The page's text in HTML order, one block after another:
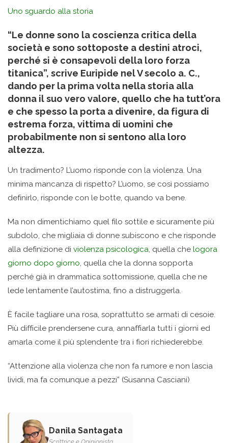
Uno sguardo alla storia
“Le donne sono la coscienza critica della
società e sono sottoposte a destini atroci,
perché si è consapevoli della loro forza
titanica”, scrive Euripide nel V secolo a. C.,
dando per la prima volta nella storia alla
donna il suo vero valore, quello che ha tutt’ora
e che spesso la porta a divenire, da figura di
estrema forza, vittima di uomini che
probabilmente non si sentono alla loro
altezza.
Un tradimento? L’uomo risponde con la violenza. Una
minima mancanza di rispetto? L’uomo, se così possiamo
definirlo, risponde con le botte, quando va bene.
Ma non dimentichiamo quel filo sottile e sicuramente più
subdolo, che migliaia di donne subiscono e che risponde
alla definizione di violenza psicologica, quella che logora
giorno dopo giorno, quella che la donna sopporta
perché già in drammatica sottomissione, quella che ne
lede lentamente l’autostima, fino a distruggerla.
È facile tagliare una rosa, soprattutto se armati di cesoie.
Più difficile prendersene cura, annaffiarla tutti i giorni ed
amarla come il più splendente tra i fiori richiederebbe.
“Attenzione alla violenza che non fa rumore e non lascia
lividi, ma fa comunque a pezzi” (Susanna Casciani)
Danila Santagata